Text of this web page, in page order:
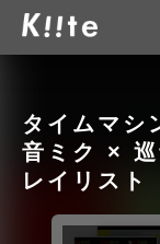
タイムマ
音ミク ×
レイリスト